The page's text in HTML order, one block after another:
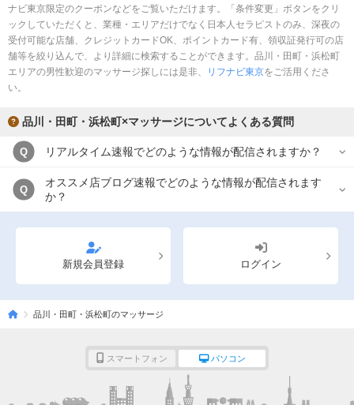
ナビ東京限定のクーポンなどをご覧いただけます。「条件変更」ボタンをクリ
ックしていただくと、業種・エリアだけでなく日本人セラピストのみ、深夜の
受付可能な店舗、クレジットカードOK、ポイントカード有、領収証発行可の店
舗等を絞り込んで、より詳細に検索することができます。品川・田町・浜松町
エリアの男性歓迎のマッサージ探しには是非、
リフナビ東京をご活用くださ
い。
品川・田町・浜松町×マッサージについてよくある質問
Q リアルタイム速報でどのような情報が配信されますか？
Q
オススメ店ブログ速報でどのような情報が配信されます
か？
新規会員登録 ログイン
品川・田町・浜松町のマッサージ
スマートフォン パソコン